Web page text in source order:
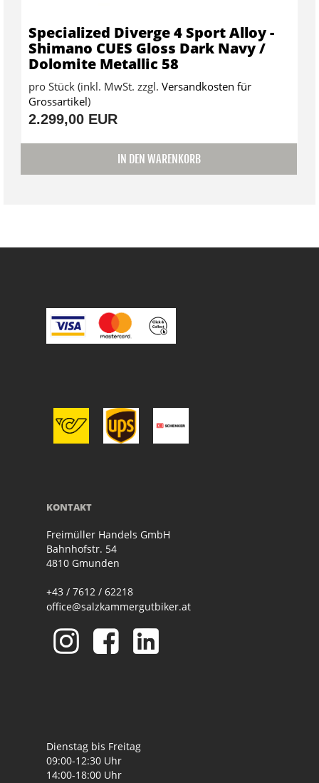
Specialized Diverge 4 Sport Alloy -
Shimano CUES Gloss Dark Navy /
Dolomite Metallic 58
pro Stück (inkl. MwSt. zzgl. Versandkosten für
Grossartikel)
2.299,00 EUR
IN DEN WARENKORB
KONTAKT
Freimüller Handels GmbH
Bahnhofstr. 54
4810 Gmunden
+43 / 7612 / 62218
office@salzkammergutbiker.at
Dienstag bis Freitag
09:00-12:30 Uhr
14:00-18:00 Uhr